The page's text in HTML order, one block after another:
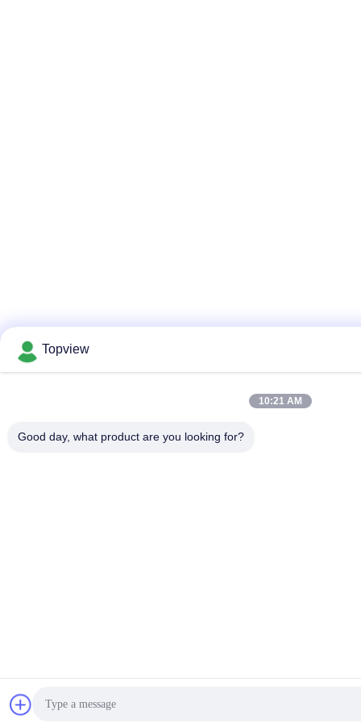
Topview
10:21 AM
Good day, what product are you looking for?